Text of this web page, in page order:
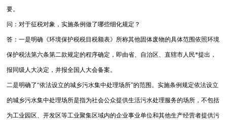
要。
问：对于征税对象，实施条例做了哪些细化规定？
答：一是明确《环境保护税税目税额表》所称其他固体废物的具体范围依照环境
保护税法第六条第二款规定的程序确定，即由省、自治区、直辖市人民*提出，
报同级人大决定，并报全国人大会备案。
二是明确了“依法设立的城乡污水集中处理场所”的范围。实施条例规定依法设立
的城乡污水集中处理场所是指为社会公众提供生活污水处理服务的场所，不包括
为工业园区、开发区等工业聚集区域内的企业事业单位和其他生产经营者提供污